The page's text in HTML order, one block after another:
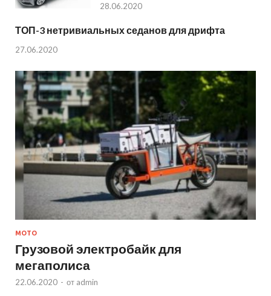
28.06.2020
ТОП-3 нетривиальных седанов для дрифта
27.06.2020
МОТО
Грузовой электробайк для
мегаполиса
22.06.2020 - от admin